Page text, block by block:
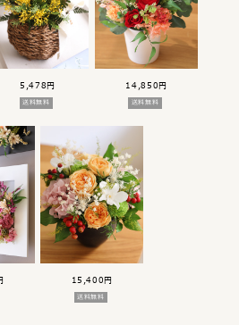
5,478円
送料無料
14,850円
送料無料
15,400円
送料無料